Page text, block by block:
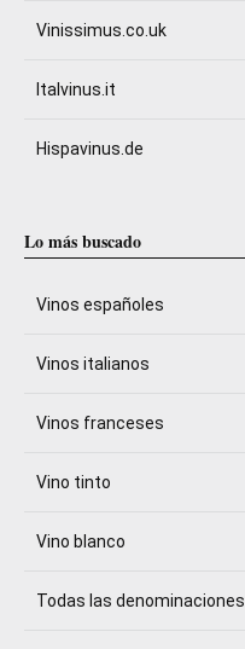
Vinissimus.co.uk
Italvinus.it
Hispavinus.de
Lo más buscado
Vinos españoles
Vinos italianos
Vinos franceses
Vino tinto
Vino blanco
Todas las denominaciones